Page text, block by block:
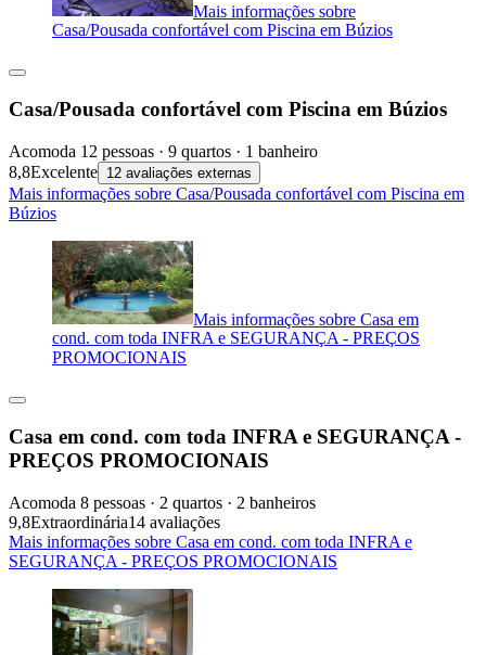
Mais informações sobre
Casa/Pousada confortável com Piscina em Búzios
Casa/Pousada confortável com Piscina em Búzios
Acomoda 12 pessoas · 9 quartos · 1 banheiro
8,8Excelente 12 avaliações externas
Mais informações sobre Casa/Pousada confortável com Piscina em
Búzios
Mais informações sobre Casa em
cond. com toda INFRA e SEGURANÇA - PREÇOS
PROMOCIONAIS
Casa em cond. com toda INFRA e SEGURANÇA -
PREÇOS PROMOCIONAIS
Acomoda 8 pessoas · 2 quartos · 2 banheiros
9,8Extraordinária14 avaliações
Mais informações sobre Casa em cond. com toda INFRA e
SEGURANÇA - PREÇOS PROMOCIONAIS